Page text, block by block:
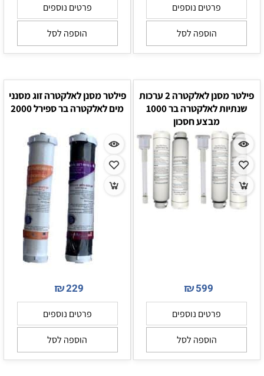
פרטים נוספים
הוספה לסל
פרטים נוספים
הוספה לסל
פילטר מסנן לאלקטרה 2 ערכות
שנתיות לאלקטרה בר 1000
מבצע חסכון
₪599
פרטים נוספים
הוספה לסל
פילטר מסנן לאלקטרה זוג מסנני
מים לאלקטרה בר ספירל 2000
₪229
פרטים נוספים
הוספה לסל